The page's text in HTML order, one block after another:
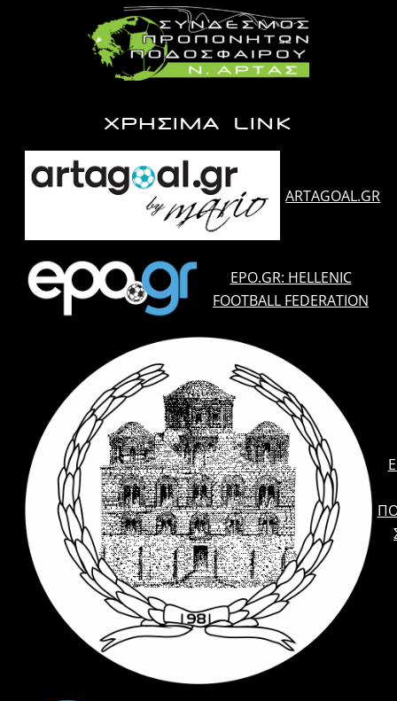
ΧΡΗΣΙΜΑ LINK
ARTAGOAL.GR
EPO.GR: HELLENIC
FOOTBALL FEDERATION